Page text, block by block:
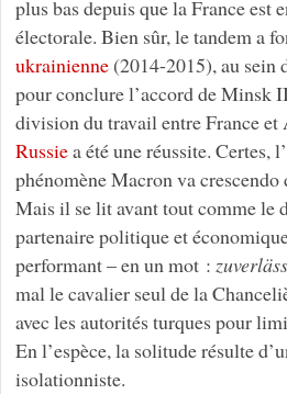
plus bas depuis que la France est
électorale. Bien sûr, le tandem a
ukrainienne(2014-2015), au sein
pour conclure l’accord de Minsk
division du travail entre France et
Russiea été une réussite. Certes,
phénomène Macron va crescendo
Mais il se lit avant tout comme le
partenaire politique et
performant – en un mot :
mal le cavalier seul de la
avec les autorités turques pour
En l’espèce, la solitude résulte
isolationniste.